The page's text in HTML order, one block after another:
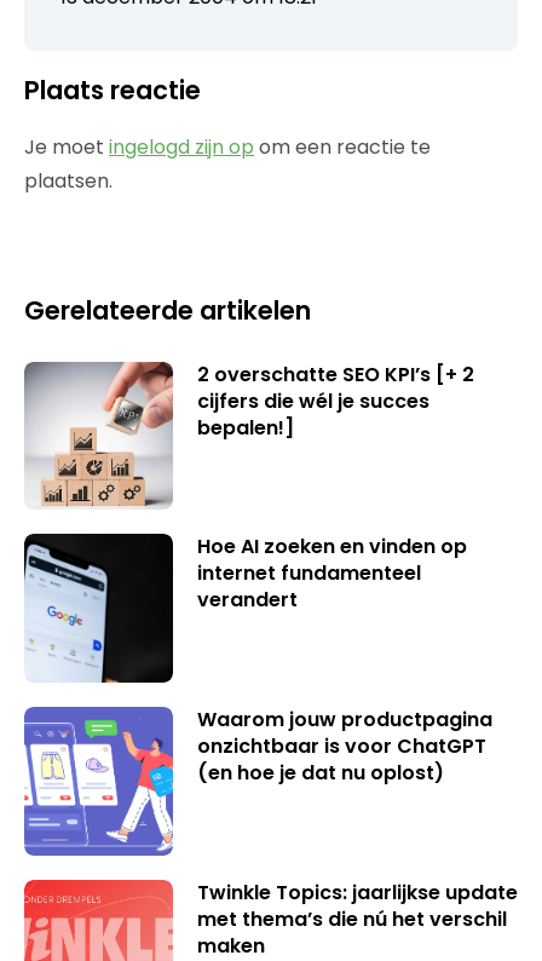
Plaats reactie
Je moet ingelogd zijn op om een reactie te
plaatsen.
Gerelateerde artikelen
2 overschatte SEO KPI’s [+ 2
cijfers die wél je succes
bepalen!]
Hoe AI zoeken en vinden op
internet fundamenteel
verandert
Waarom jouw productpagina
onzichtbaar is voor ChatGPT
(en hoe je dat nu oplost)
Twinkle Topics: jaarlijkse update
met thema’s die nú het verschil
maken